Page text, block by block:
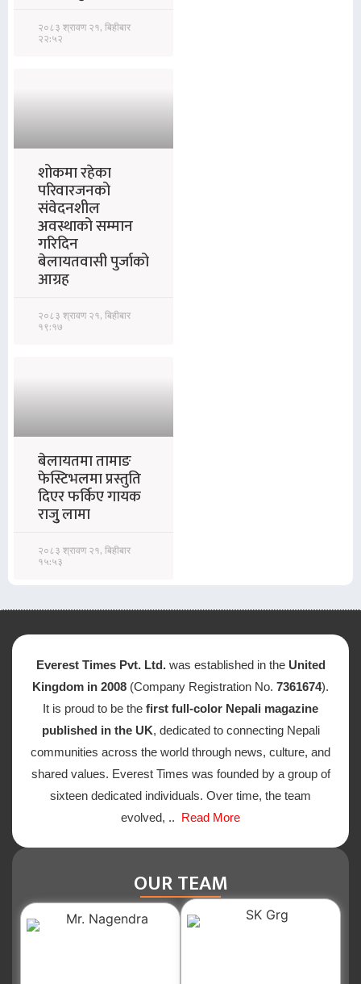
२०८३ श्रावण २१, बिहीबार
२२:५२
शोकमा रहेका
परिवारजनको
संवेदनशील
अवस्थाको सम्मान
गरिदिन
बेलायतवासी पुर्जाको
आग्रह
२०८३ श्रावण २१, बिहीबार
१९:१७
बेलायतमा तामाङ
फेस्टिभलमा प्रस्तुति
दिएर फर्किए गायक
राजुु लामा
२०८३ श्रावण २१, बिहीबार
१५:५३
Everest Times Pvt. Ltd. was established in the United
Kingdom in 2008 (Company Registration No. 7361674).
It is proud to be the first full-color Nepali magazine
published in the UK, dedicated to connecting Nepali
communities across the world through news, culture, and
shared values. Everest Times was founded by a group of
sixteen dedicated individuals. Over time, the team
evolved, .. Read More
OUR TEAM